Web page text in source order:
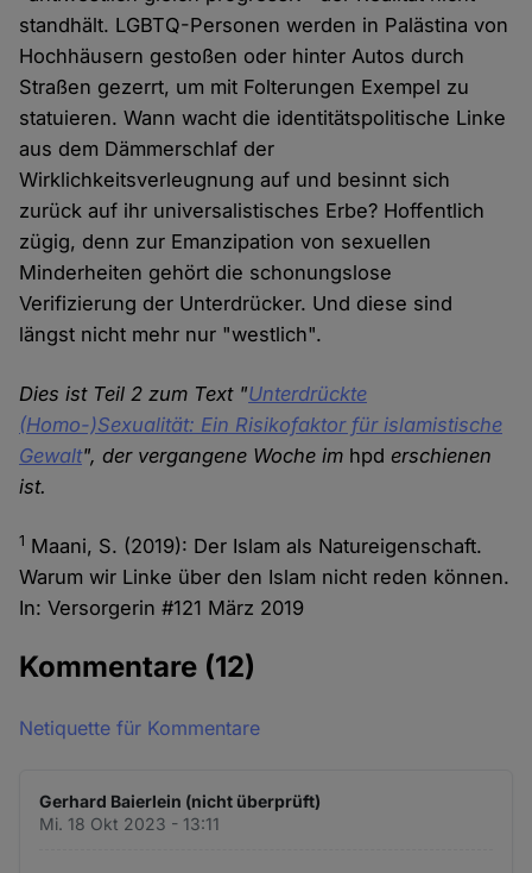
standhält. LGBTQ-Personen werden in Palästina von
Hochhäusern gestoßen oder hinter Autos durch
Straßen gezerrt, um mit Folterungen Exempel zu
statuieren. Wann wacht die identitätspolitische Linke
aus dem Dämmerschlaf der
Wirklichkeitsverleugnung auf und besinnt sich
zurück auf ihr universalistisches Erbe? Hoffentlich
zügig, denn zur Emanzipation von sexuellen
Minderheiten gehört die schonungslose
Verifizierung der Unterdrücker. Und diese sind
längst nicht mehr nur "westlich".
Dies ist Teil 2 zum Text "Unterdrückte
(Homo-)Sexualität: Ein Risikofaktor für islamistische
Gewalt", der vergangene Woche im hpd erschienen
ist.
1 Maani, S. (2019): Der Islam als Natureigenschaft.
Warum wir Linke über den Islam nicht reden können.
In: Versorgerin #121 März 2019
Kommentare (12)
Netiquette für Kommentare
Gerhard Baierlein (nicht überprüft)
Mi. 18 Okt 2023 - 13:11